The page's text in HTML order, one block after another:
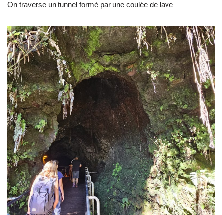
On traverse un tunnel formé par une coulée de lave